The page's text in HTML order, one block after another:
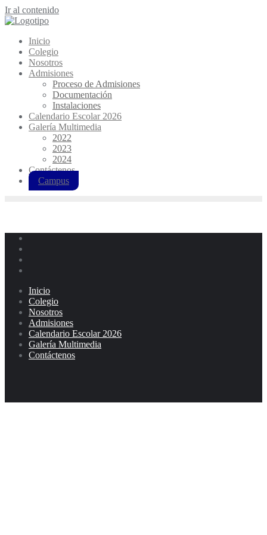
Ir al contenido
Inicio
Colegio
Nosotros
Admisiones
Proceso de Admisiones
Documentación
Instalaciones
Calendario Escolar 2026
Galería Multimedia
2022
2023
2024
Contáctenos
Campus
Inicio
Colegio
Nosotros
Admisiones
Calendario Escolar 2026
Galería Multimedia
Contáctenos